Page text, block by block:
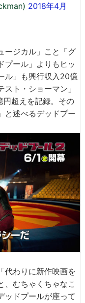
2018年4月
ージカル」こと「グ
プール」よりもヒッ
ル」も興行収入20億
ト・ショーマン」
超えを記録。その
と述べるデッドプー
代わりに新作映画を
、むちゃくちゃなこ
ッドプールが座って